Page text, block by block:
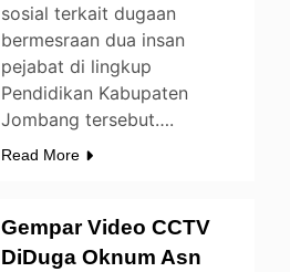
sosial terkait dugaan
bermesraan dua insan
pejabat di lingkup
Pendidikan Kabupaten
Jombang tersebut….
Read More
Gempar Video CCTV
DiDuga Oknum Asn